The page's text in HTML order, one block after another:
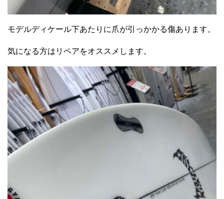
モデルディケール下あたりに爪が引っかかる傷あります。
気になる方はリペアをオススメします。